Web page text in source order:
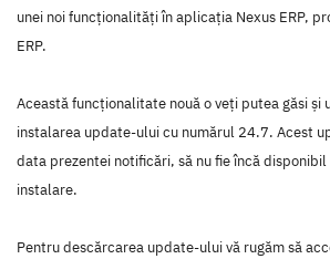
unei noi funcţionalităţi în aplicaţia Nexus ERP,
ERP.
Această funcţionalitate nouă o veţi putea găsi
instalarea update-ului cu numărul 24.7. Acest
data prezentei notificări, să nu fie încă
instalare.
Pentru descărcarea update-ului vă rugăm să